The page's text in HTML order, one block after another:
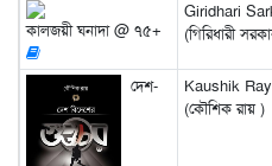
কালজয়ী ঘনাদা @ ৭৫+
Giridhari
(গিরিধারী
দেশ-
Kaushik Ray
(কৌশিক রায় )